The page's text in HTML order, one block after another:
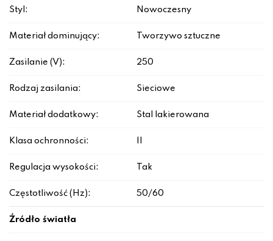
Styl: Nowoczesny
Materiał dominujący: Tworzywo sztuczne
Zasilanie (V): 250
Rodzaj zasilania: Sieciowe
Materiał dodatkowy: Stal lakierowana
Klasa ochronności:
Regulacja wysokości: Tak
Częstotliwość (Hz): 50/60
Źródło światła